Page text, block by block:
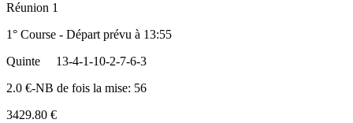
Réunion 1
1° Course - Départ prévu à 13:55
Quinte
13-4-1-10-2-7-6-3
2.0 €-NB de fois la mise: 56
3429.80 €